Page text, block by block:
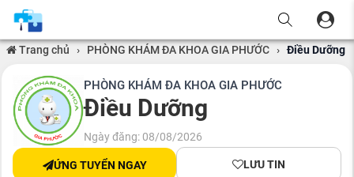
Trang chủ › PHÒNG KHÁM ĐA KHOA GIA PHƯỚC › Điều Dưỡng
PHÒNG KHÁM ĐA KHOA GIA PHƯỚC
Điều Dưỡng
Ngày đăng: 08/08/2026
ỨNG TUYỂN NGAY LƯU TIN